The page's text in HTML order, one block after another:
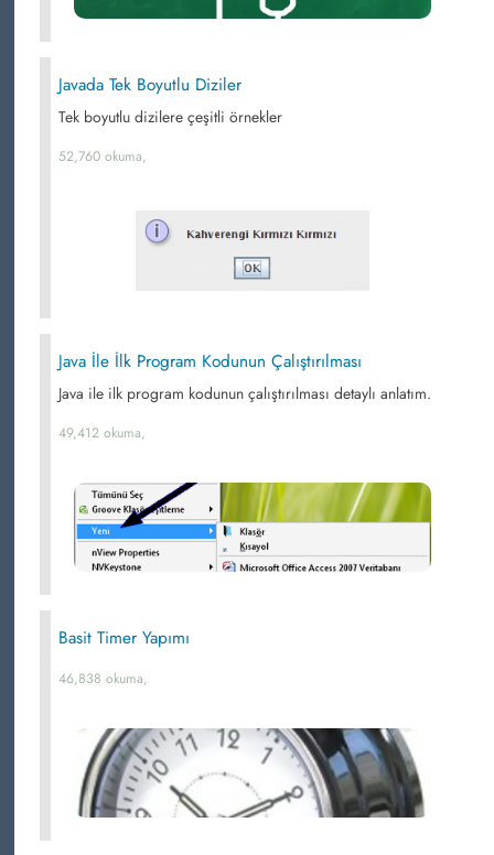
Javada Tek Boyutlu Diziler
Tek boyutlu dizilere çeşitli örnekler
52,760 okuma,
Java İle İlk Program Kodunun Çalıştırılması
Java ile ilk program kodunun çalıştırılması detaylı anlatım.
49,412 okuma,
Basit Timer Yapımı
46,838 okuma,